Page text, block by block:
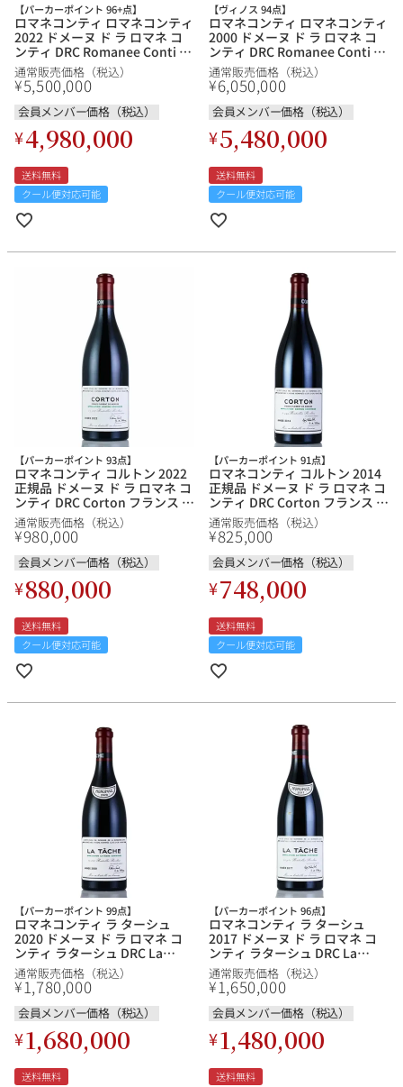
【パーカーポイント 96+点】
ロマネコンティ ロマネコンティ
2022 ドメーヌ ド ラ ロマネ コ
ンティ DRC Romanee Conti フ
ランス ブルゴーニュ 赤ワイン
通常販売価格（税込）
¥5,500,000
会員メンバー価格（税込）
¥4,980,000
送料無料
クール便対応可能
【ヴィノス 94点】
ロマネコンティ ロマネコンティ
2000 ドメーヌ ド ラ ロマネ コ
ンティ DRC Romanee Conti フ
ランス ブルゴーニュ 赤ワイン
通常販売価格（税込）
¥6,050,000
会員メンバー価格（税込）
¥5,480,000
送料無料
クール便対応可能
【パーカーポイント 93点】
ロマネコンティ コルトン 2022
正規品 ドメーヌ ド ラ ロマネ コ
ンティ DRC Corton フランス ブ
ルゴーニュ 赤ワイン
通常販売価格（税込）
¥980,000
会員メンバー価格（税込）
¥880,000
送料無料
クール便対応可能
【パーカーポイント 91点】
ロマネコンティ コルトン 2014
正規品 ドメーヌ ド ラ ロマネ コ
ンティ DRC Corton フランス ブ
ルゴーニュ 赤ワイン
通常販売価格（税込）
¥825,000
会員メンバー価格（税込）
¥748,000
送料無料
クール便対応可能
【パーカーポイント 99点】
ロマネコンティ ラ ターシュ
2020 ドメーヌ ド ラ ロマネ コ
ンティ ラターシュ DRC La
Tache フランス ブルゴーニュ
赤ワイン
通常販売価格（税込）
¥1,780,000
会員メンバー価格（税込）
¥1,680,000
送料無料
【パーカーポイント 96点】
ロマネコンティ ラ ターシュ
2017 ドメーヌ ド ラ ロマネ コ
ンティ ラターシュ DRC La
Tache フランス ブルゴーニュ
赤ワイン
通常販売価格（税込）
¥1,650,000
会員メンバー価格（税込）
¥1,480,000
送料無料